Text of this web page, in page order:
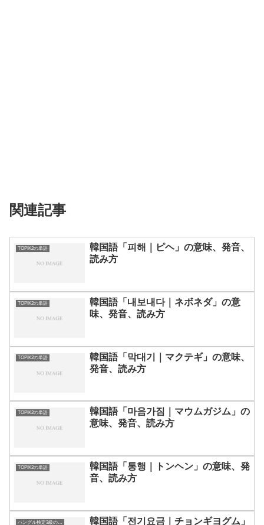
関連記事
TOPIK2の単語
韓国語「피해｜ピヘ」の意味、発音、
読み方
TOPIK2の単語
韓国語「내보내다｜ネボネダ」の意
味、発音、読み方
TOPIK2の単語
韓国語「막대기｜マクテギ」の意味、
発音、読み方
TOPIK2の単語
韓国語「마음가짐｜マウムガジム」の
意味、発音、読み方
TOPIK2の単語
韓国語「통행｜トンヘン」の意味、発
音、読み方
ハングル検定3級の単語
韓国語「전기요금｜チョンギヨグム」